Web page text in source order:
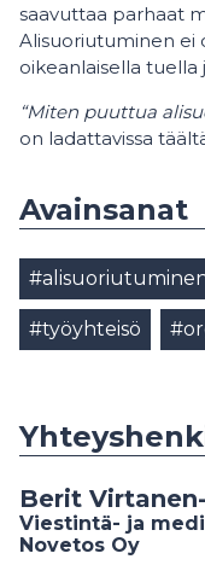
saavuttaa parhaat
Alisuoriutuminen ei
oikeanlaisella tuella
“Miten puuttua
on ladattavissa
Avainsanat
#työyhteisö
Berit
Viestintä- ja
Novetos Oy